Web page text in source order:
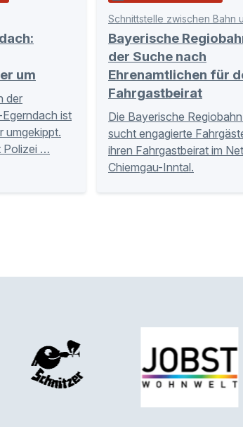
um
der
ist
umgekippt.
Polizei …
Bayerische
der Suche nach
Ehrenamtlichen für
Fahrgastbeirat
Die Bayerische
sucht engagierte
ihren Fahrgastbeirat im
Chiemgau-Inntal.